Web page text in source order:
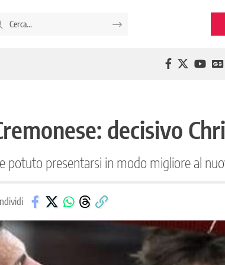
decisivo
potuto presentarsi in modo migliore al